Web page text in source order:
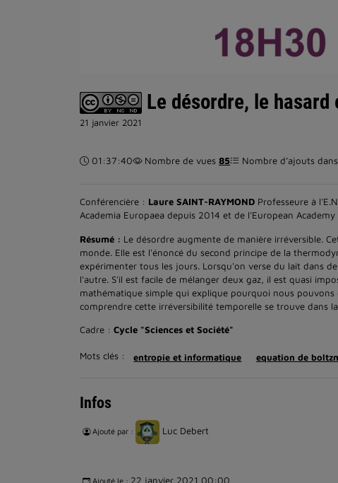
Le désordre, le
21 janvier 2021
Durée :
01:37:40 Nombre de vues 85 Nombre d’ajouts
Conférencière : Laure SAINT-RAYMOND Professeure à
Academia Europaea depuis 2014 et de l'European
Résumé : Le désordre augmente de manière irréversible.
monde. Elle est l'énoncé du second principe de la
expérimenter tous les jours. Lorsqu'on verse du lait dans
l'autre. S'il est facile de mélanger deux gaz, il est quasi
mathématique simple qui explique pourquoi nous
comprendre cette irréversibilité temporelle se trouve dans
Cadre : Cycle "Sciences et Société"
Mots clés : entropie et informatique equation de
Infos
Ajouté par : Luc Debert
Ajouté le : 22 janvier 2021 00:00